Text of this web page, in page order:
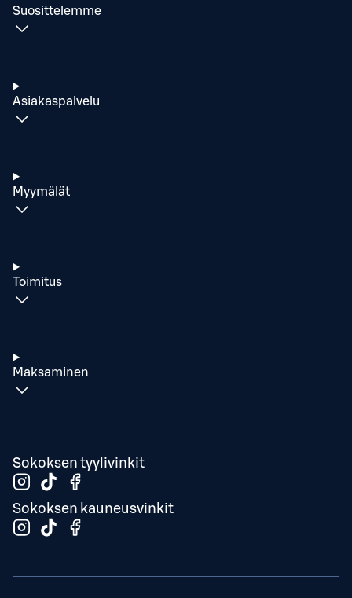
Suosittelemme
Asiakaspalvelu
Myymälät
Toimitus
Maksaminen
Sokoksen tyylivinkit
Sokoksen kauneusvinkit